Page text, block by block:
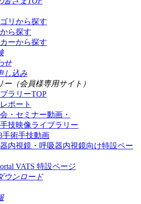
リから探す
ら探す
ーから探す
せ
し込み
ー（会員様専用サイト）
ラリーTOP
ポート
・セミナー動画・
技映像ライブラリー
手術手技動画
内視鏡・呼吸器内視鏡向け特設ペー
VATS 特設ページ
ウンロード